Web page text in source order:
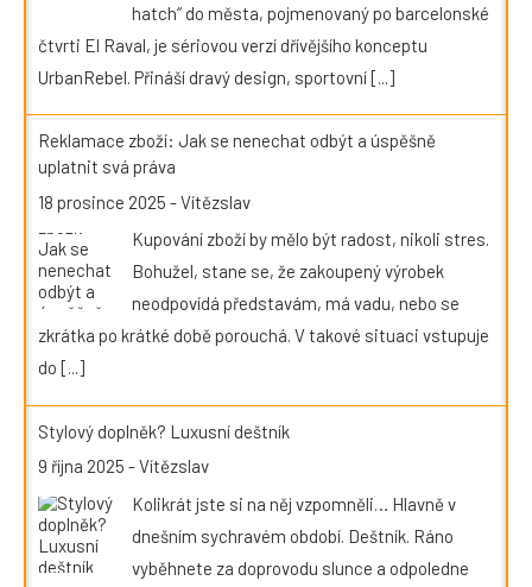
hatch“ do města, pojmenovaný po barcelonské
čtvrti El Raval, je sériovou verzí dřívějšího konceptu
UrbanRebel. Přináší dravý design, sportovní[...]
Reklamace zboží: Jak se nenechat odbýt a úspěšně
uplatnit svá práva
18 prosince 2025 -Vítězslav
Kupování zboží by mělo být radost, nikoli stres.
Bohužel, stane se, že zakoupený výrobek
neodpovídá představám, má vadu, nebo se
zkrátka po krátké době porouchá. V takové situaci vstupuje
do [...]
Stylový doplněk? Luxusní deštník
9 října 2025 -Vítězslav
Kolikrát jste si na něj vzpomněli… Hlavně v
dnešním sychravém období. Deštník. Ráno
vyběhnete za doprovodu slunce a odpoledne